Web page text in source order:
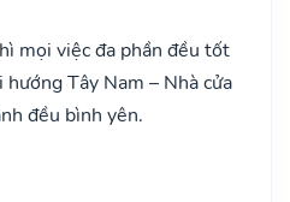
mọi việc đa phần đều tốt
Tây Nam – Nhà cửa
đều bình yên.